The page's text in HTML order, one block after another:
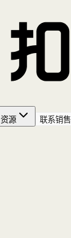
资源
联系销售